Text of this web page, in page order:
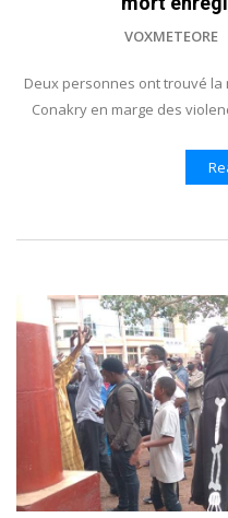
VOXMETEORE
Deux personnes ont trouvé
Conakry en marge des